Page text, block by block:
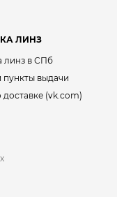
ЛИНЗ
линз в СПб
пункты выдачи
(vk.com)